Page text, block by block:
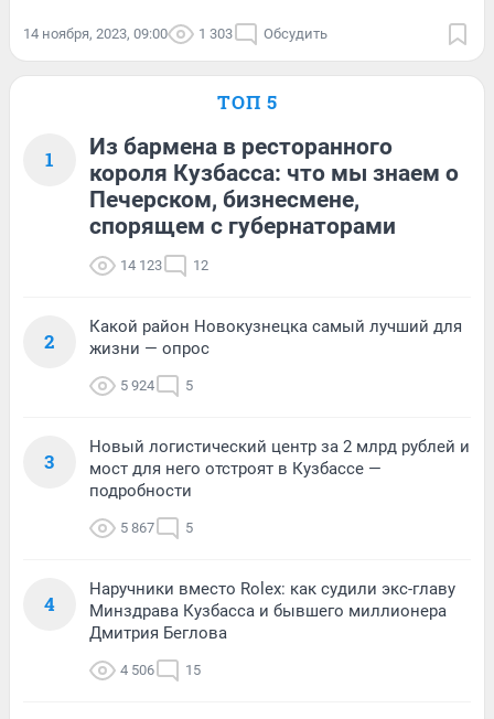
14 ноября, 2023, 09:00 1 303 Обсудить
ТОП 5
1
Из бармена в ресторанного
короля Кузбасса: что мы знаем о
Печерском, бизнесмене,
спорящем с губернаторами
14 123 12
2
Какой район Новокузнецка самый лучший для
жизни — опрос
5 924 5
3
Новый логистический центр за 2 млрд рублей и
мост для него отстроят в Кузбассе —
подробности
5 867 5
4
Наручники вместо Rolex: как судили экс-главу
Минздрава Кузбасса и бывшего миллионера
Дмитрия Беглова
4 506 15